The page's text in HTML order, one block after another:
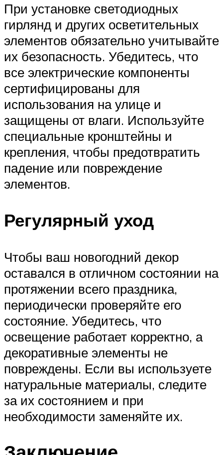
При установке светодиодных
гирлянд и других осветительных
элементов обязательно учитывайте
их безопасность. Убедитесь, что
все электрические компоненты
сертифицированы для
использования на улице и
защищены от влаги. Используйте
специальные кронштейны и
крепления, чтобы предотвратить
падение или повреждение
элементов.
Регулярный уход
Чтобы ваш новогодний декор
оставался в отличном состоянии на
протяжении всего праздника,
периодически проверяйте его
состояние. Убедитесь, что
освещение работает корректно, а
декоративные элементы не
повреждены. Если вы используете
натуральные материалы, следите
за их состоянием и при
необходимости заменяйте их.